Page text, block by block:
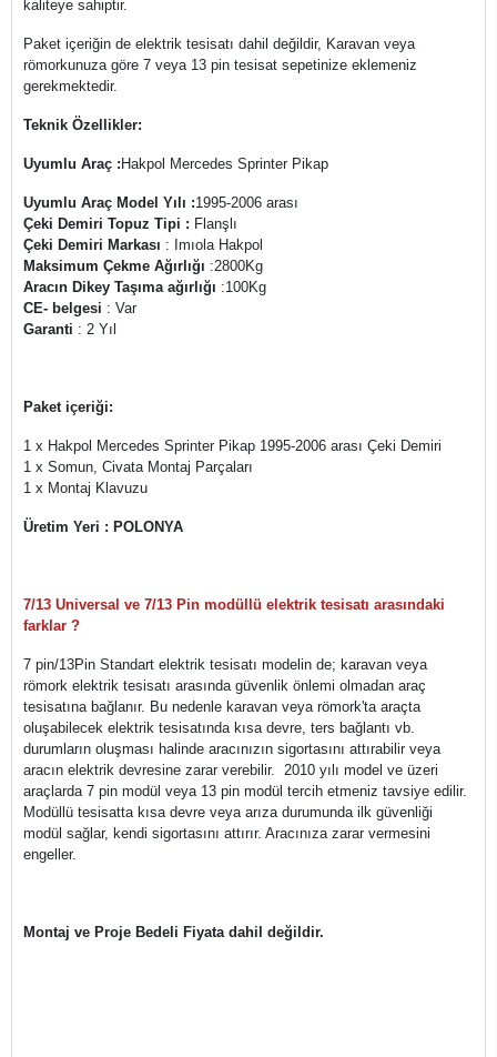
kaliteye sahiptir.
Paket içeriğin de elektrik tesisatı dahil değildir, Karavan veya
römorkunuza göre 7 veya 13 pin tesisat sepetinize eklemeniz
gerekmektedir.
Teknik Özellikler:
Uyumlu Araç : Hakpol Mercedes Sprinter Pikap
Uyumlu Araç Model Yılı :1995-2006 arası
Çeki Demiri Topuz Tipi : Flanşlı
Çeki Demiri Markası : Imıola Hakpol
Maksimum Çekme Ağırlığı :2800Kg
Aracın Dikey Taşıma ağırlığı :100Kg
CE- belgesi : Var
Garanti : 2 Yıl
Paket içeriği:
1 x Hakpol Mercedes Sprinter Pikap 1995-2006 arası Çeki Demiri
1 x Somun, Civata Montaj Parçaları
1 x Montaj Klavuzu
Üretim Yeri : POLONYA
7/13 Universal ve 7/13 Pin modüllü elektrik tesisatı arasındaki
farklar ?
7 pin/13Pin Standart elektrik tesisatı modelin de; karavan veya
römork elektrik tesisatı arasında güvenlik önlemi olmadan araç
tesisatına bağlanır. Bu nedenle karavan veya römork'ta araçta
oluşabilecek elektrik tesisatında kısa devre, ters bağlantı vb.
durumların oluşması halinde aracınızın sigortasını attırabilir veya
aracın elektrik devresine zarar verebilir. 2010 yılı model ve üzeri
araçlarda 7 pin modül veya 13 pin modül tercih etmeniz tavsiye edilir.
Modüllü tesisatta kısa devre veya arıza durumunda ilk güvenliği
modül sağlar, kendi sigortasını attırır. Aracınıza zarar vermesini
engeller.
Montaj ve Proje Bedeli Fiyata dahil değildir.